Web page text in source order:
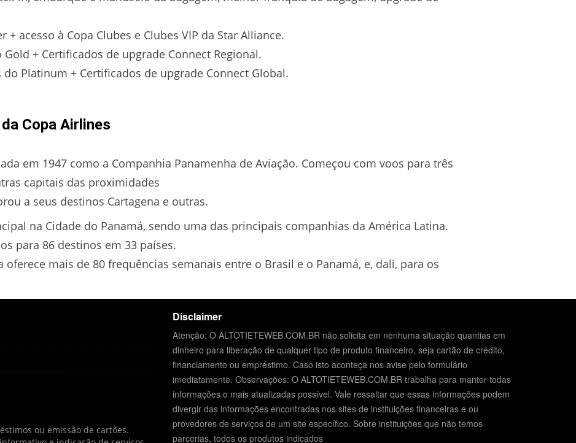
+ acesso à Copa Clubes e Clubes VIP da Star Alliance.
+ Certificados de upgrade Connect Regional.
do Platinum + Certificados de upgrade Connect Global.
Copa Airlines
em 1947 como a Companhia Panamenha de Aviação. Começou com voos para três
capitais das proximidades
a seus destinos Cartagena e outras.
na Cidade do Panamá, sendo uma das principais companhias da América Latina.
para 86 destinos em 33 países.
oferece mais de 80 frequências semanais entre o Brasil e o Panamá, e, dali, para os
ou emissão de cartões.
Disclaimer
Atenção: O ALTOTIETEWEB.COM.BR não solicita em nenhuma situação quantias em
dinheiro para liberação de qualquer tipo de produto financeiro, seja cartão de crédito,
financiamento ou empréstimo. Caso isto aconteça nos avise pelo formulário
imediatamente. Observações: O ALTOTIETEWEB.COM.BR trabalha para manter todas
informações o mais atualizadas possível. Vale ressaltar que essas informações podem
divergir das informações encontradas nos sites de instituições financeiras e ou
provedores de serviços de um site específico. Sobre instituições que não temos
parcerias, todos os produtos indicados